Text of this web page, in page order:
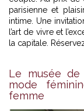
parisienne et
intime. Une
l’art de vivre et
la capitale.
Le musée de
mode
femme